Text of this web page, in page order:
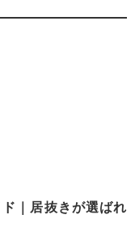
｜居抜きが選ばれ